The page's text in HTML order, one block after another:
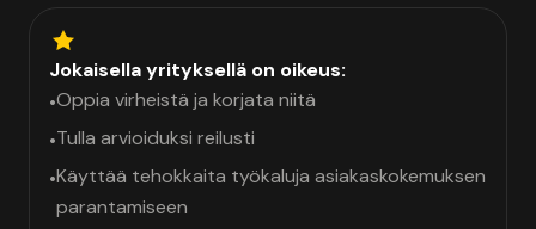
Jokaisella yrityksellä on oikeus:
•Oppia virheistä ja korjata niitä
•Tulla arvioiduksi reilusti
•Käyttää tehokkaita työkaluja asiakaskokemuksen
parantamiseen